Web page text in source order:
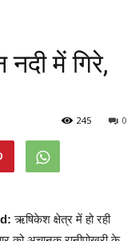
में गिरे,
0
245
ऋषिकेश क्षेत्र में हो रही